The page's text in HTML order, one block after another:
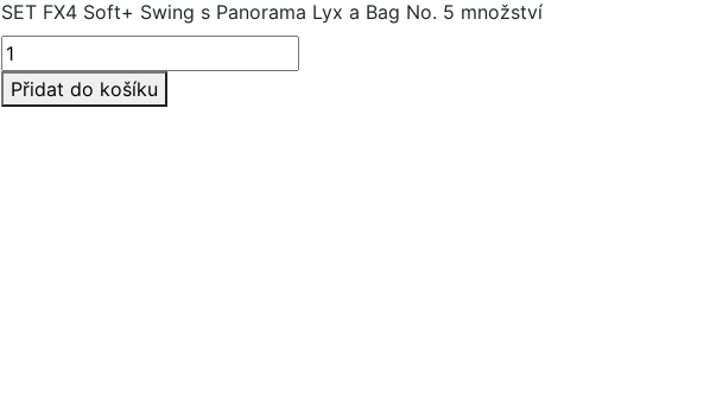
SET FX4 Soft+ Swing s Panorama Lyx a Bag No. 5 množství
Přidat do košíku